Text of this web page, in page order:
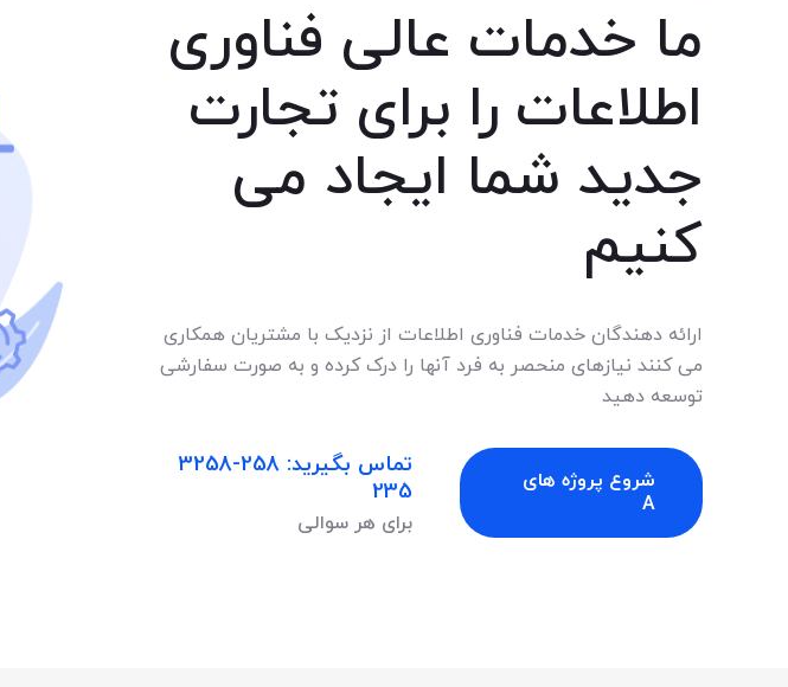
ما خدمات عالی فناوری
اطلاعات را برای تجارت
جدید شما ایجاد می
کنیم
ارائه دهندگان خدمات فناوری اطلاعات از نزدیک با مشتریان همکاری
می کنند نیازهای منحصر به فرد آنها را درک کرده و به صورت سفارشی
توسعه دهید
شروع پروژه های
A
تماس بگیرید: 258-3258
235
برای هر سوالی